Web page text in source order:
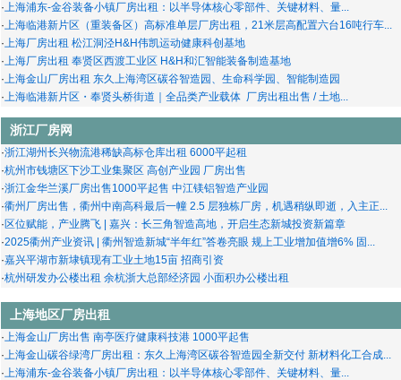
·上海浦东-金谷装备小镇厂房出租：以半导体‌核心零部件、关键材料、量...
·上海临港新片区（重装备区）高标准单层厂房出租，21米层高配置六台16吨行车...
·上海厂房出租 松江洞泾H&H伟凯运动健康科创基地
·上海厂房出租 奉贤区西渡工业区 H&H和汇智能装备制造基地
·上海金山厂房出租 东久上海湾区碳谷智造园、生命科学园、智能制造园
·上海临港新片区・奉贤头桥街道｜全品类产业载体 厂房出租出售 / 土地...
浙江厂房网
·浙江湖州长兴物流港稀缺高标仓库出租 6000平起租
·杭州市钱塘区下沙工业集聚区 高创产业园 厂房出售
·浙江金华兰溪厂房出售1000平起售 中江镁铝智造产业园
·衢州厂房出售，衢州中南高科最后一幢 2.5 层独栋厂房，机遇稍纵即逝，入主正...
· 区位赋能，产业腾飞 | 嘉兴：长三角智造高地，开启生态新城投资新篇章
·2025衢州产业资讯 | 衢州智造新城“半年红”答卷亮眼 规上工业增加值增6% 固...
·嘉兴平湖市新埭镇现有工业土地15亩 招商引资
·杭州研发办公楼出租 余杭浙大总部经济园 小面积办公楼出租
上海地区厂房出租
·上海金山厂房出售 南亭医疗健康科技港 1000平起售
·上海金山碳谷绿湾厂房出租：东久上海湾区碳谷智造园全新交付 新材料化工合成...
·上海浦东-金谷装备小镇厂房出租：以半导体‌核心零部件、关键材料、量...